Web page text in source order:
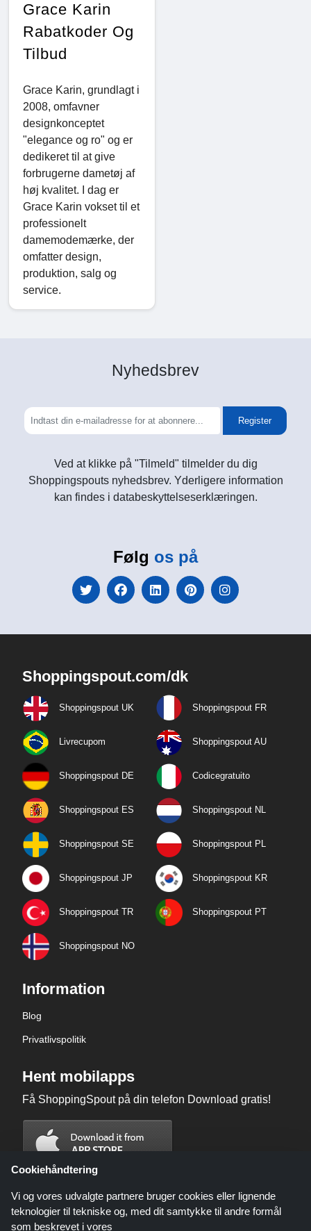
Grace Karin
Rabatkoder Og
Tilbud
Grace Karin, grundlagt i
2008, omfavner
designkonceptet
"elegance og ro" og er
dedikeret til at give
forbrugerne dametøj af
høj kvalitet. I dag er
Grace Karin vokset til et
professionelt
damemodemærke, der
omfatter design,
produktion, salg og
service.
Nyhedsbrev
Register
Ved at klikke på "Tilmeld" tilmelder du dig
Shoppingspouts nyhedsbrev. Yderligere information
kan findes i databeskyttelseserklæringen.
Følg os på
Shoppingspout.com/dk
Shoppingspout UK Shoppingspout FR
Livrecupom Shoppingspout AU
Shoppingspout DE Codicegratuito
Shoppingspout ES Shoppingspout NL
Shoppingspout SE Shoppingspout PL
Shoppingspout JP Shoppingspout KR
Shoppingspout TR Shoppingspout PT
Shoppingspout NO
Information
Blog
Privatlivspolitik
Hent mobilapps
Få ShoppingSpout på din telefon Download gratis!
Cookiehåndtering
Vi og vores udvalgte partnere bruger cookies eller lignende
teknologier til tekniske og, med dit samtykke til andre formål
som beskrevet i vores